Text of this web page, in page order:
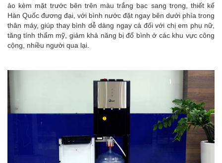
ảo kèm mặt trước bên trên màu trắng bạc sang trọng, thiết kế
Hàn Quốc đương đại, với bình nước đặt ngay bên dưới phía trong
thân máy, giúp thay bình dễ dàng ngay cả đối với chị em phụ nữ,
tăng tính thẩm mỹ, giảm khả năng bị đổ bình ở các khu vực công
cộng, nhiều người qua lại.